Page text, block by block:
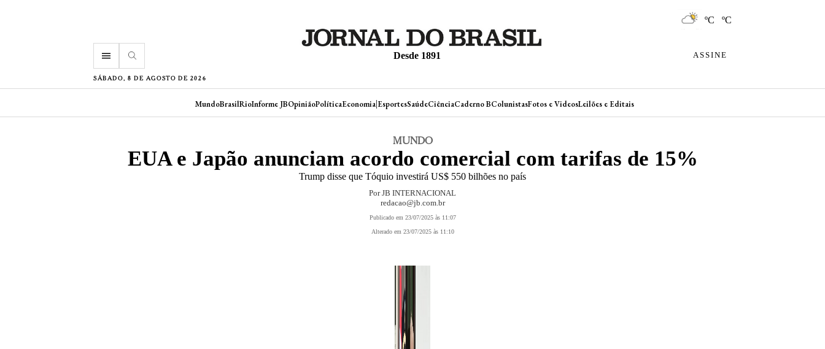
ºC ºC
menu Desde 1891 ASSINE
SÁBADO, 8 DE AGOSTO DE 2026
MundoBrasilRioInforme JBOpiniãoPolíticaEconomia|EsportesSaúdeCiênciaCaderno BColunistasFotos e VideosLeilões e Editais
MUNDO
EUA e Japão anunciam acordo comercial com tarifas de 15%
Trump disse que Tóquio investirá US$ 550 bilhões no país
Por JB INTERNACIONAL
redacao@jb.com.br
Publicado em 23/07/2025 às 11:07
Alterado em 23/07/2025 às 11:10